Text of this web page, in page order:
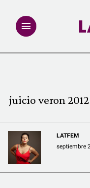
REDACCIÓN ABIERTA
LATFEMLAB.
juicio veron 2012
LATFEM
septiembre